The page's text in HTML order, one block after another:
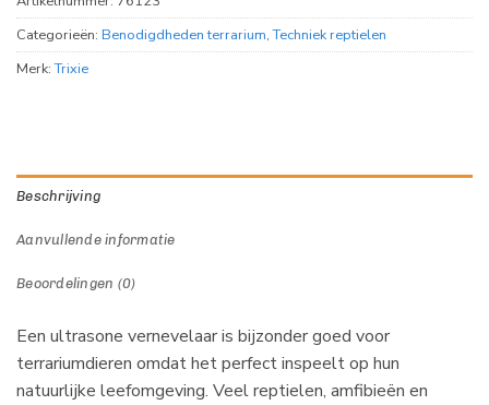
Categorieën: Benodigdheden terrarium,Techniek reptielen
Merk:Trixie
Beschrijving
Aanvullende informatie
Beoordelingen (0)
Een ultrasone vernevelaar is bijzonder goed voor
terrariumdieren omdat het perfect inspeelt op hun
natuurlijke leefomgeving. Veel reptielen, amfibieën en